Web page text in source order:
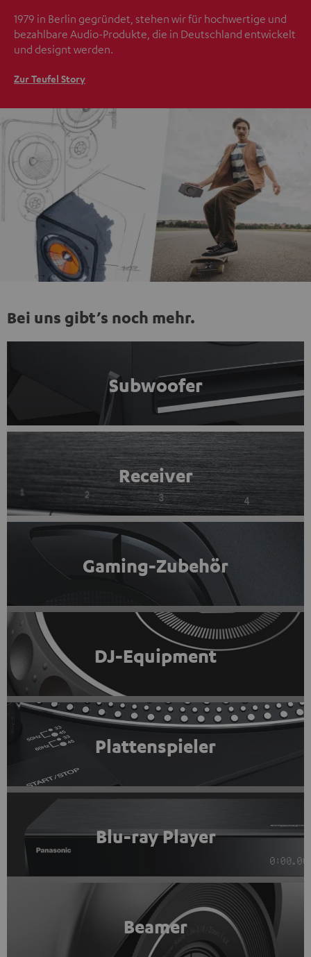
1979 in Berlin gegründet, stehen wir für hochwertige und
bezahlbare Audio-Produkte, die in Deutschland entwickelt
und designt werden.
Zur Teufel Story
Bei uns gibt’s noch mehr.
Subwoofer
Receiver
Gaming-Zubehör
DJ-Equipment
Plattenspieler
Blu-ray Player
Beamer